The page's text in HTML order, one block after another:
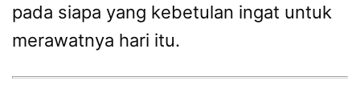
pada siapa yang kebetulan ingat untuk
merawatnya hari itu.